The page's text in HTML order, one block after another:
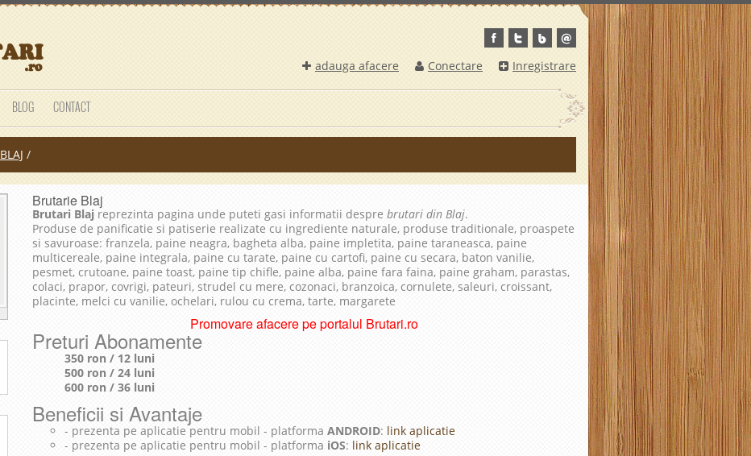
adauga afacere Conectare Inregistrare
BLOG CONTACT
BLAJ /
Brutarie Blaj
Brutari Blaj reprezinta pagina unde puteti gasi informatii despre brutari din Blaj.
Produse de panificatie si patiserie realizate cu ingrediente naturale, produse traditionale, proaspete
si savuroase: franzela, paine neagra, bagheta alba, paine impletita, paine taraneasca, paine
multicereale, paine integrala, paine cu tarate, paine cu cartofi, paine cu secara, baton vanilie,
pesmet, crutoane, paine toast, paine tip chifle, paine alba, paine fara faina, paine graham, parastas,
colaci, prapor, covrigi, pateuri, strudel cu mere, cozonaci, branzoica, cornulete, saleuri, croissant,
placinte, melci cu vanilie, ochelari, rulou cu crema, tarte, margarete
Promovare afacere pe portalul Brutari.ro
Preturi Abonamente
350 ron / 12 luni
500 ron / 24 luni
600 ron / 36 luni
Beneficii si Avantaje
- prezenta pe aplicatie pentru mobil - platforma ANDROID: link aplicatie
- prezenta pe aplicatie pentru mobil - platforma iOS: link aplicatie